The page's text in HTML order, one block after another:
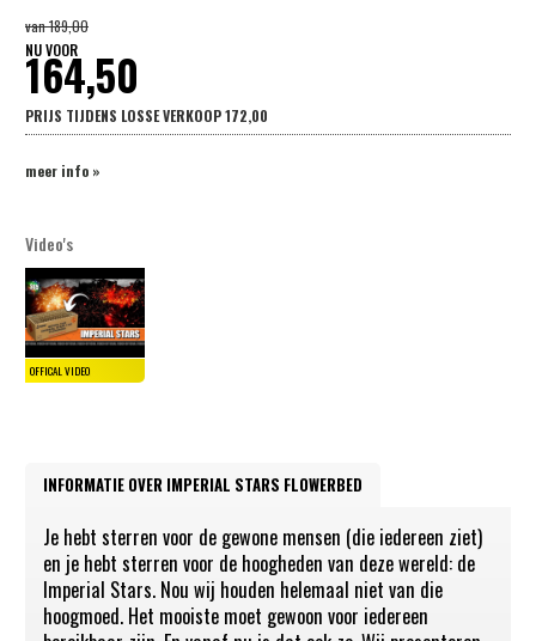
van189,00
NU VOOR
164,50
PRIJS TIJDENS LOSSE VERKOOP172,00
meer info »
Video's
INFORMATIE OVER IMPERIAL STARS FLOWERBED
Je hebt sterren voor de gewone mensen (die iedereen ziet)
en je hebt sterren voor de hoogheden van deze wereld: de
Imperial Stars. Nou wij houden helemaal niet van die
hoogmoed. Het mooiste moet gewoon voor iedereen